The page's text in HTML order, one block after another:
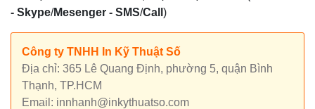
- Skype/Mesenger - SMS/Call )
Công ty TNHH In Kỹ Thuật Số
Địa chỉ: 365 Lê Quang Định, phường 5, quận Bình
Thạnh, TP.HCM
Email: innhanh@inkythuatso.com